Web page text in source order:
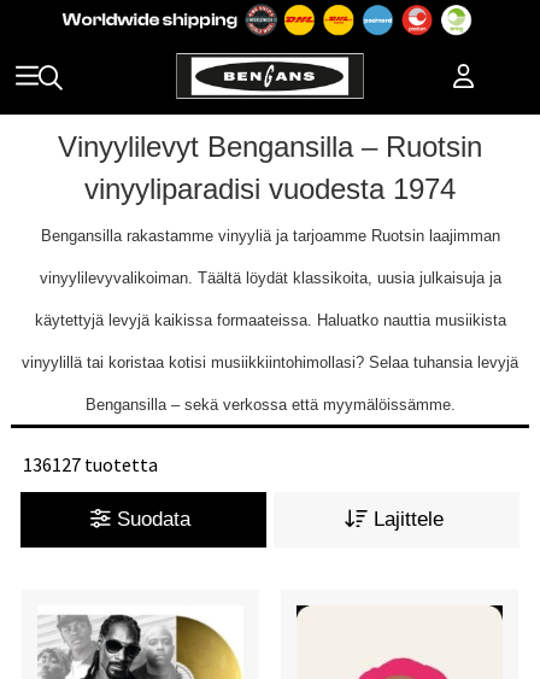
Vinyylilevyt Bengansilla – Ruotsin
vinyyliparadisi vuodesta 1974
Bengansilla rakastamme vinyyliä ja tarjoamme Ruotsin laajimman
vinyylilevyvalikoiman. Täältä löydät klassikoita, uusia julkaisuja ja
käytettyjä levyjä kaikissa formaateissa. Haluatko nauttia musiikista
vinyylillä tai koristaa kotisi musiikkiintohimollasi? Selaa tuhansia levyjä
Bengansilla – sekä verkossa että myymälöissämme.
136127 tuotetta
Suodata Lajittele